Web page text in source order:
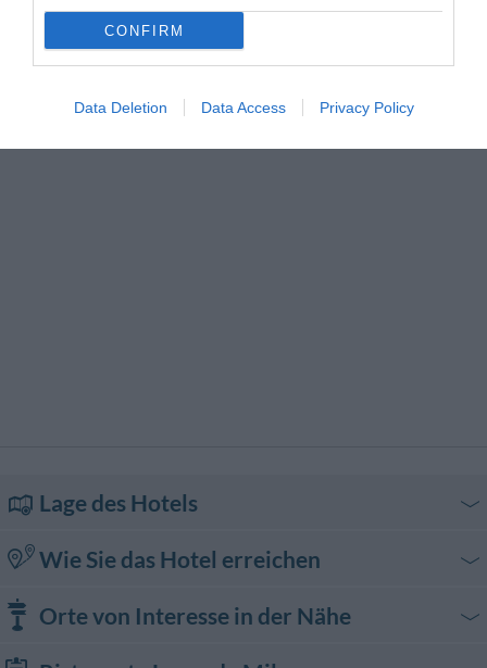
CONFIRM
Data Deletion Data Access Privacy Policy
Fax - Service
Fotokopier - Service
Internationale Küche
Restaurant
Trockenreinigung
Typisch lokale Küche
Schallgedämmte Zimmer
Lage des Hotels
Wie Sie das Hotel erreichen
Mit dem Auto
Die A7 an der Ausfahrt Gropello Cairoli / Pavia Sud verlassen.
Der Beschilderung nach Garlasco Tromello Gambolò folgen. Das Hotel
Orte von Interesse in der Nähe